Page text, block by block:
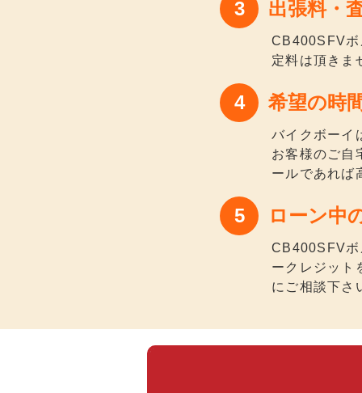
出張料・
CB400SFVボ
定料は頂きま
希望の時
バイクボーイ
お客様のご自
ールであれば
ローン中
CB400SFVボ
ークレジット
にご相談下さ